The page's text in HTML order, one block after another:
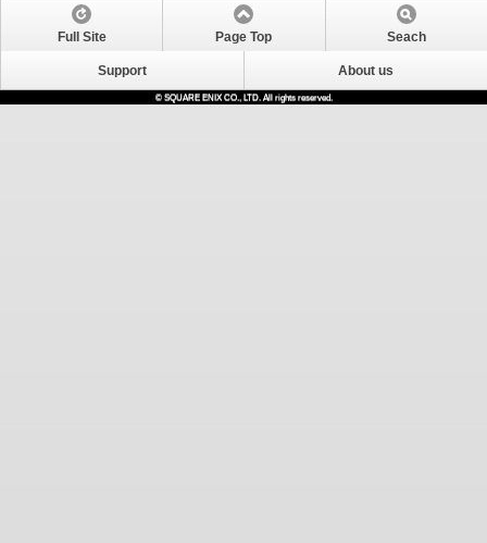
Full Site Page Top Seach
Support About us
© SQUARE ENIX CO., LTD. All rights reserved.